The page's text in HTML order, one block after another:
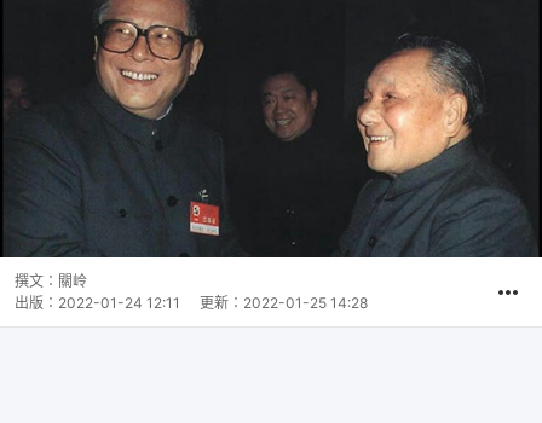
撰文： 關岭
出版： 2022-01-24 12:11 更新： 2022-01-25 14:28